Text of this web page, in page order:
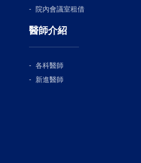
院內會議室租借
醫師介紹
各科醫師
新進醫師